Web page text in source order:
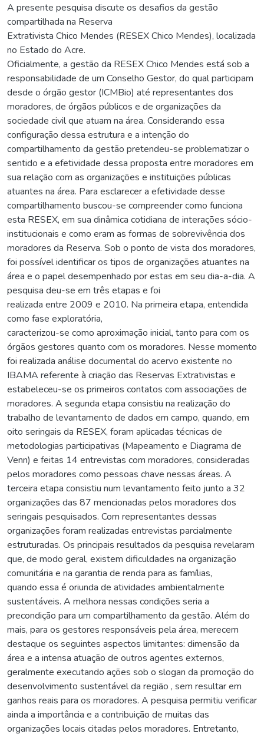
A presente pesquisa discute os desafios da gestão
compartilhada na Reserva
Extrativista Chico Mendes (RESEX Chico Mendes), localizada
no Estado do Acre.
Oficialmente, a gestão da RESEX Chico Mendes está sob a
responsabilidade de um Conselho Gestor, do qual participam
desde o órgão gestor (ICMBio) até representantes dos
moradores, de órgãos públicos e de organizações da
sociedade civil que atuam na área. Considerando essa
configuração dessa estrutura e a intenção do
compartilhamento da gestão pretendeu-se problematizar o
sentido e a efetividade dessa proposta entre moradores em
sua relação com as organizações e instituições públicas
atuantes na área. Para esclarecer a efetividade desse
compartilhamento buscou-se compreender como funciona
esta RESEX, em sua dinâmica cotidiana de interações sócio-
institucionais e como eram as formas de sobrevivência dos
moradores da Reserva. Sob o ponto de vista dos moradores,
foi possível identificar os tipos de organizações atuantes na
área e o papel desempenhado por estas em seu dia-a-dia. A
pesquisa deu-se em três etapas e foi
realizada entre 2009 e 2010. Na primeira etapa, entendida
como fase exploratória,
caracterizou-se como aproximação inicial, tanto para com os
órgãos gestores quanto com os moradores. Nesse momento
foi realizada análise documental do acervo existente no
IBAMA referente à criação das Reservas Extrativistas e
estabeleceu-se os primeiros contatos com associações de
moradores. A segunda etapa consistiu na realização do
trabalho de levantamento de dados em campo, quando, em
oito seringais da RESEX, foram aplicadas técnicas de
metodologias participativas (Mapeamento e Diagrama de
Venn) e feitas 14 entrevistas com moradores, consideradas
pelos moradores como pessoas chave nessas áreas. A
terceira etapa consistiu num levantamento feito junto a 32
organizações das 87 mencionadas pelos moradores dos
seringais pesquisados. Com representantes dessas
organizações foram realizadas entrevistas parcialmente
estruturadas. Os principais resultados da pesquisa revelaram
que, de modo geral, existem dificuldades na organização
comunitária e na garantia de renda para as famílias,
quando essa é oriunda de atividades ambientalmente
sustentáveis. A melhora nessas condições seria a
precondição para um compartilhamento da gestão. Além do
mais, para os gestores responsáveis pela área, merecem
destaque os seguintes aspectos limitantes: dimensão da
área e a intensa atuação de outros agentes externos,
geralmente executando ações sob o slogan da promoção do
desenvolvimento sustentável da região , sem resultar em
ganhos reais para os moradores. A pesquisa permitiu verificar
ainda a importância e a contribuição de muitas das
organizações locais citadas pelos moradores. Entretanto,